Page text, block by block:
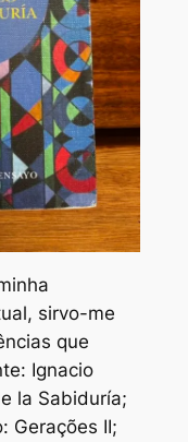
sirvo-me
que
Ignacio
la Sabiduría;
Gerações II;